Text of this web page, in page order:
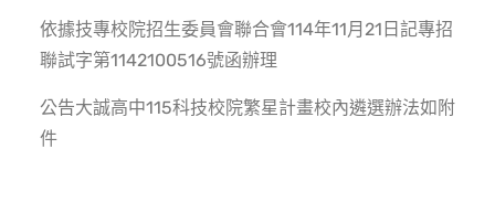
依據技專校院招生委員會聯合會114年11月21日記專招
聯試字第1142100516號函辦理
公告大誠高中115科技校院繁星計畫校內遴選辦法如附
件